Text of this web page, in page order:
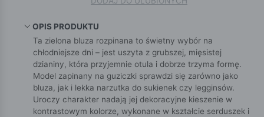
OPIS PRODUKTU
Ta zielona bluza rozpinana to świetny wybór na
chłodniejsze dni – jest uszyta z grubszej, mięsistej
dzianiny, która przyjemnie otula i dobrze trzyma formę.
Model zapinany na guziczki sprawdzi się zarówno jako
bluza, jak i lekka narzutka do sukienek czy legginsów.
Uroczy charakter nadają jej dekoracyjne kieszenie w
kontrastowym kolorze, wykonane w kształcie serduszek i